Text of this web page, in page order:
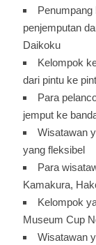
penjemputan
Daikoku
Kelompok
dari pintu ke
Para
jemput ke
Wisatawan
yang fleksibel
Para
Kamakura,
Kelompok
Museum Cup
Wisatawan